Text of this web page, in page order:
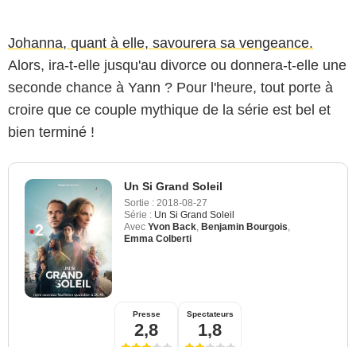
Johanna, quant à elle, savourera sa vengeance.
Alors, ira-t-elle jusqu'au divorce ou donnera-t-elle une
seconde chance à Yann ? Pour l'heure, tout porte à
croire que ce couple mythique de la série est bel et
bien terminé !
Un Si Grand Soleil
Sortie : 2018-08-27
Série : Un Si Grand Soleil
Avec Yvon Back Benjamin Bourgois
Emma Colberti
Presse
2,8
Spectateurs
1,8